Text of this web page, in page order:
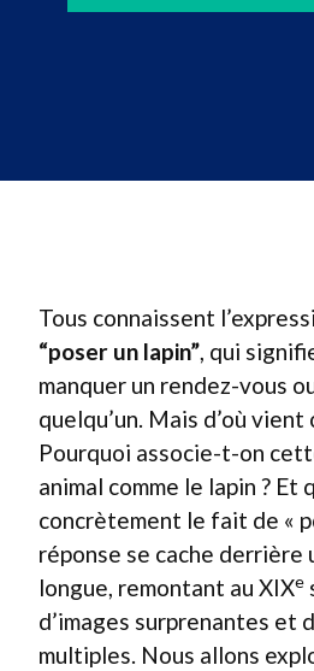
Tous connaissent
“poser un lapin”, qui
manquer un rendez-vous
quelqu’un. Mais d’où
Pourquoi associe-t-on
animal comme le lapin ? Et
concrètement le fait de «
réponse se cache derrière
longue, remontant au XIXe
d’images surprenantes et
multiples. Nous allons